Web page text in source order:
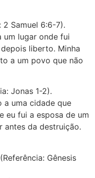
2 Samuel 6:6-7).
um lugar onde fui
liberto. Minha
a um povo que não
Jonas 1-2).
a uma cidade que
eu fui a esposa de um
antes da destruição.
Gênesis